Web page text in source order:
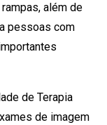
além de
pessoas com
de Terapia
de imagem